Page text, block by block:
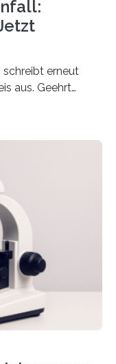
erneut
aus. Geehrt
zum Thema
die
der
sie auch in
den Hentschel-
Jahren. Geehrt
oder eine
zum Thema